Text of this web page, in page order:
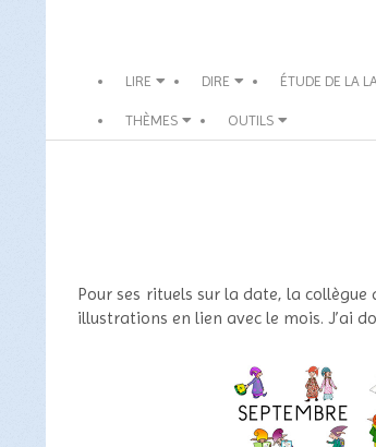
LIRE DIRE ÉTUDE DE LA
THÈMES OUTILS
Pour ses rituels sur la date, la
illustrations en lien avec le mois. J’ai